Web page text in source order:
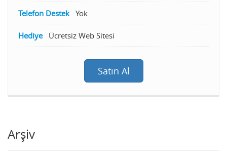
Telefon Destek Yok
Hediye Ücretsiz Web Sitesi
Satın Al
Arşiv